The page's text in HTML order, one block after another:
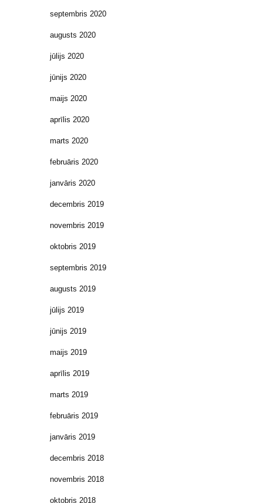
septembris 2020
augusts 2020
jūlijs 2020
jūnijs 2020
maijs 2020
aprīlis 2020
marts 2020
februāris 2020
janvāris 2020
decembris 2019
novembris 2019
oktobris 2019
septembris 2019
augusts 2019
jūlijs 2019
jūnijs 2019
maijs 2019
aprīlis 2019
marts 2019
februāris 2019
janvāris 2019
decembris 2018
novembris 2018
oktobris 2018